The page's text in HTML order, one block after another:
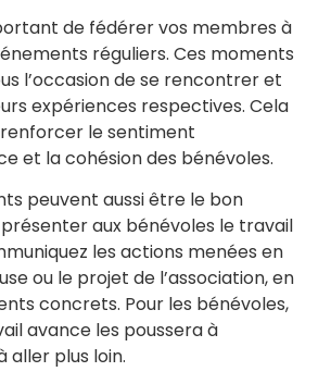
de fédérer vos membres à
réguliers. Ces moments
l’occasion de se rencontrer et
expériences respectives. Cela
le sentiment
et la cohésion des bénévoles.
peuvent aussi être le bon
aux bénévoles le travail
les actions menées en
ou le projet de l’association, en
concrets. Pour les bénévoles,
avance les poussera à
aller plus loin.